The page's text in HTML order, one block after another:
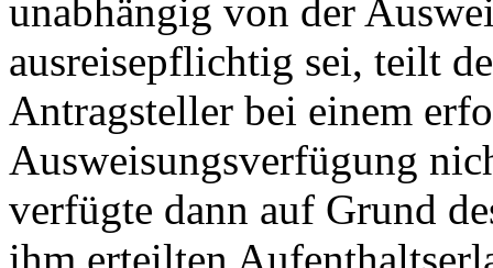
unabhängig von der
ausreisepflichtig sei, teilt
Antragsteller bei einem
Ausweisungsverfügung
verfügte dann auf Grund
ihm erteilten